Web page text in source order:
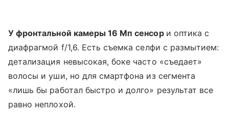
У фронтальной камеры 16 Мп сенсор и оптика с
диафрагмой f/1,6. Есть съемка селфи с размытием:
детализация невысокая, боке часто «съедает»
волосы и уши, но для смартфона из сегмента
«лишь бы работал быстро и долго» результат все
равно неплохой.